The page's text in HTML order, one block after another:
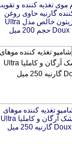
Doux حجم 200 میل
Doux گارنیه 250 میل